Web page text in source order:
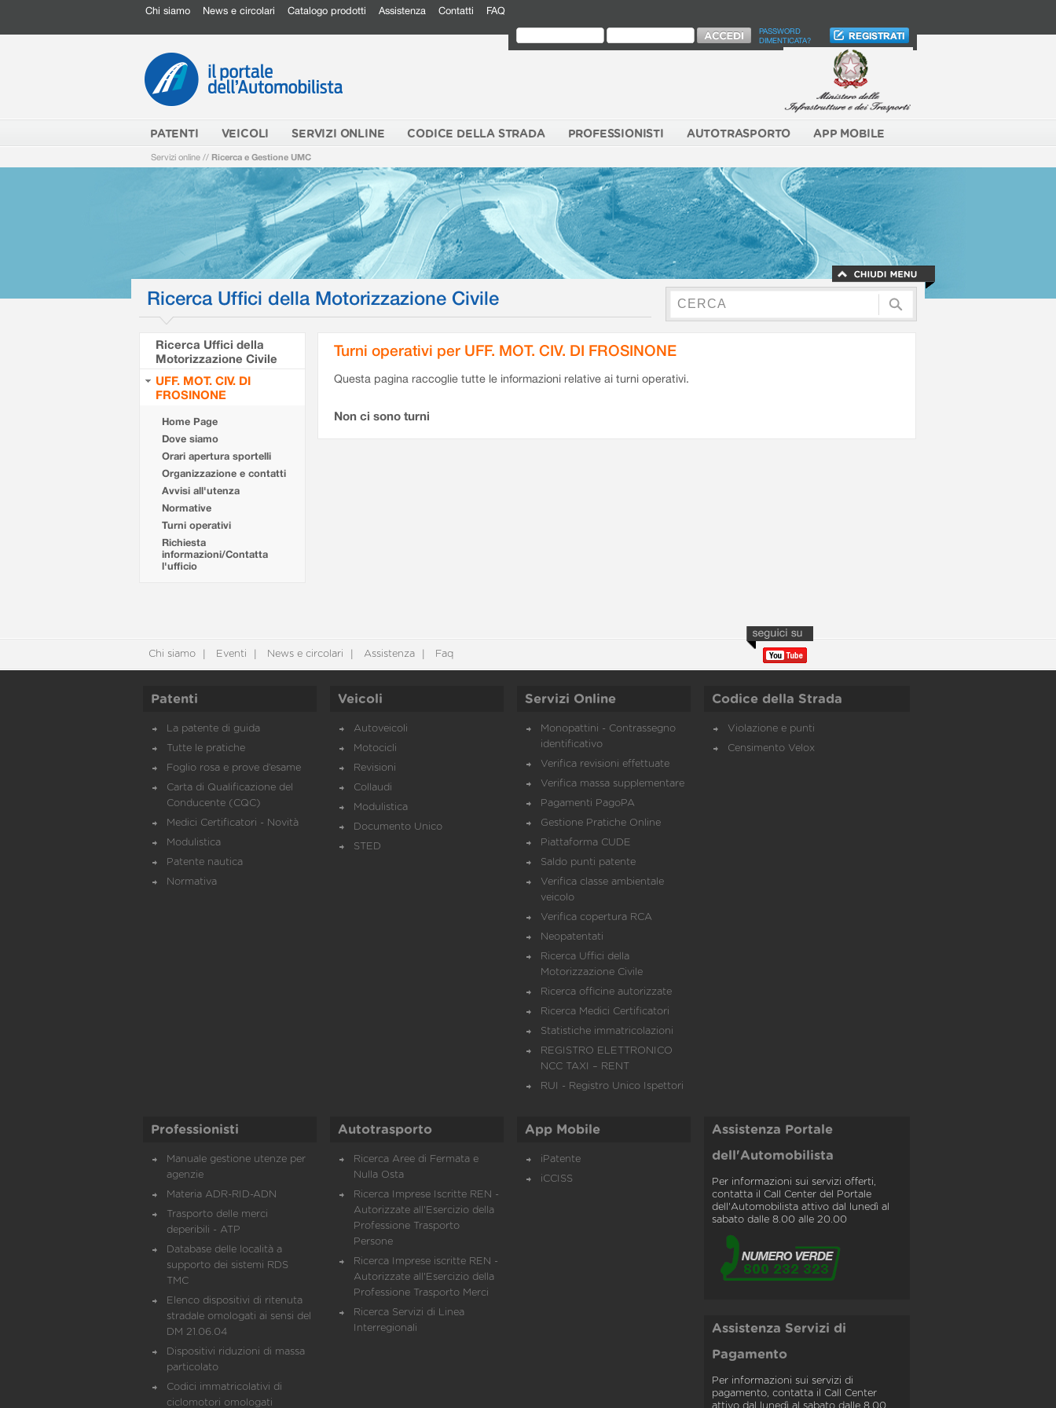
Chi siamo News e circolari Catalogo prodotti Assistenza Contatti FAQ
PASSWORD
DIMENTICATA?
PATENTI VEICOLI SERVIZI ONLINE CODICE DELLA STRADA PROFESSIONISTI AUTOTRASPORTO APP MOBILE
Servizi online // Ricerca e Gestione UMC
Ricerca Uffici della Motorizzazione Civile
Ricerca Uffici della
Motorizzazione Civile
UFF. MOT. CIV. DI
FROSINONE
Home Page
Dove siamo
Orari apertura sportelli
Organizzazione e contatti
Avvisi all'utenza
Normative
Turni operativi
Richiesta
informazioni/Contatta
l'ufficio
Turni operativi per UFF. MOT. CIV. DI FROSINONE
Questa pagina raccoglie tutte le informazioni relative ai turni operativi.
Non ci sono turni
Chi siamo Eventi News e circolari Assistenza Faq
Patenti
La patente di guida
Tutte le pratiche
Foglio rosa e prove d’esame
Carta di Qualificazione del
Conducente (CQC)
Medici Certificatori - Novità
Modulistica
Patente nautica
Normativa
Veicoli
Autoveicoli
Motocicli
Revisioni
Collaudi
Modulistica
Documento Unico
STED
Servizi Online
Monopattini - Contrassegno
identificativo
Verifica revisioni effettuate
Verifica massa supplementare
Pagamenti PagoPA
Gestione Pratiche Online
Piattaforma CUDE
Saldo punti patente
Verifica classe ambientale
veicolo
Verifica copertura RCA
Neopatentati
Ricerca Uffici della
Motorizzazione Civile
Ricerca officine autorizzate
Ricerca Medici Certificatori
Statistiche immatricolazioni
REGISTRO ELETTRONICO
NCC TAXI – RENT
RUI - Registro Unico Ispettori
Codice della Strada
Violazione e punti
Censimento Velox
Professionisti
Manuale gestione utenze per
agenzie
Materia ADR-RID-ADN
Trasporto delle merci
deperibili - ATP
Database delle località a
supporto dei sistemi RDS
TMC
Elenco dispositivi di ritenuta
stradale omologati ai sensi del
DM 21.06.04
Dispositivi riduzioni di massa
particolato
Codici immatricolativi di
ciclomotori omologati
Autotrasporto
Ricerca Aree di Fermata e
Nulla Osta
Ricerca Imprese Iscritte REN -
Autorizzate all'Esercizio della
Professione Trasporto
Persone
Ricerca Imprese iscritte REN -
Autorizzate all'Esercizio della
Professione Trasporto Merci
Ricerca Servizi di Linea
Interregionali
App Mobile
iPatente
iCCISS
Assistenza Portale
dell'Automobilista
Per informazioni sui servizi offerti,
contatta il Call Center del Portale
dell'Automobilista attivo dal lunedì al
sabato dalle 8.00 alle 20.00
Assistenza Servizi di
Pagamento
Per informazioni sui servizi di
pagamento, contatta il Call Center